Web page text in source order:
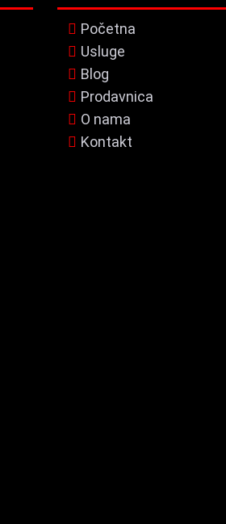
Početna
Usluge
Blog
Prodavnica
O nama
Kontakt